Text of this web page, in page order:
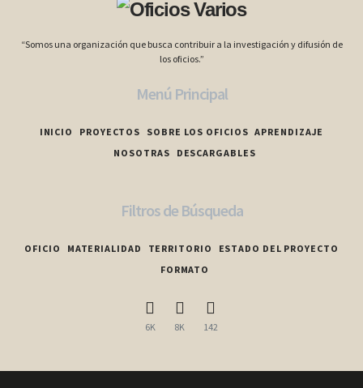
“Somos una organización que busca contribuir a la investigación y difusión de
los oficios.”
Menú Principal
INICIO PROYECTOS SOBRE LOS OFICIOS APRENDIZAJE
NOSOTRAS
DESCARGABLES
Filtros de Búsqueda
OFICIO MATERIALIDAD TERRITORIO
ESTADO DEL PROYECTO
FORMATO
6K 8K 142